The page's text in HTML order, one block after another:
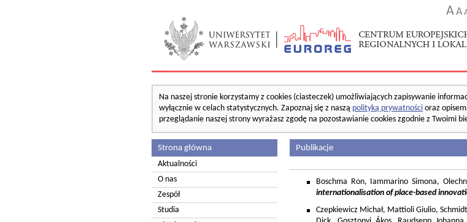
AA
Na naszej stronie korzystamy z cookies (ciasteczek) umożliwiających zapisywanie
wyłącznie w celach statystycznych. Zapoznaj się z naszą polityką prywatności oraz
przeglądanie naszej strony wyrażasz zgodę na pozostawianie cookies zgodnie z Twoimi
Strona główna
Aktualności
O nas
Zespół
Studia
Publikacje
Boschma Ron, Iammarino Simona,
internationalisation of place-based
Czepkiewicz Michał, Mattioli Giulio,